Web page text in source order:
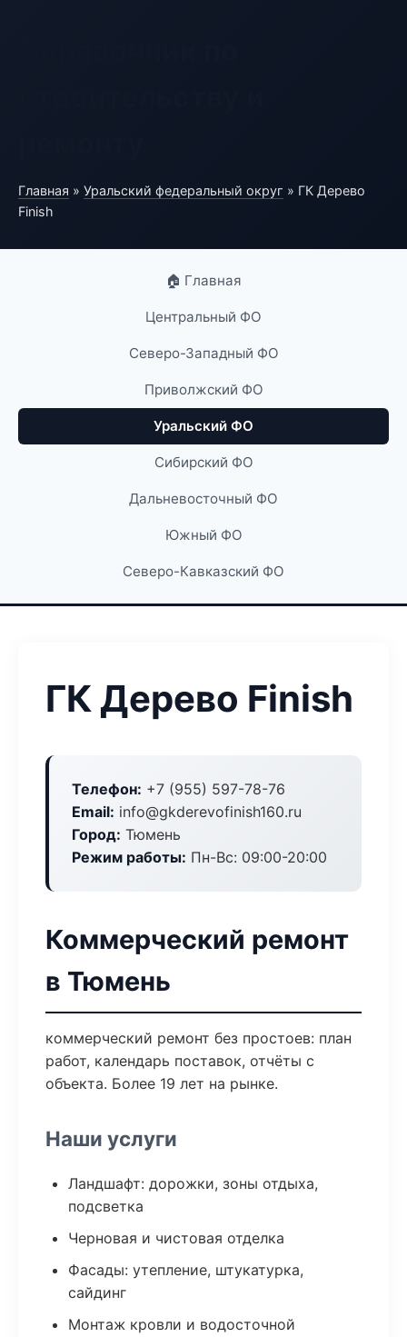
Главная » Уральский федеральный округ » ГК Дерево
Finish
🏠 Главная
Центральный ФО
Северо-Западный ФО
Приволжский ФО
Уральский ФО
Сибирский ФО
Дальневосточный ФО
Южный ФО
Северо-Кавказский ФО
ГК Дерево Finish
Телефон: +7 (955) 597-78-76
Email: info@gkderevofinish160.ru
Город: Тюмень
Режим работы: Пн-Вс: 09:00-20:00
Коммерческий ремонт
в Тюмень
коммерческий ремонт без простоев: план
работ, календарь поставок, отчёты с
объекта. Более 19 лет на рынке.
Наши услуги
Ландшафт: дорожки, зоны отдыха,
подсветка
Черновая и чистовая отделка
Фасады: утепление, штукатурка,
сайдинг
Монтаж кровли и водосточной